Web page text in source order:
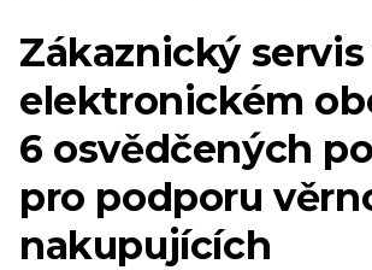
Zákaznický servis
elektronickém
6 osvědčených
pro podporu
nakupujících